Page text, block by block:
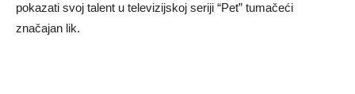
pokazati svoj talent u televizijskoj seriji “Pet” tumačeći
značajan lik.